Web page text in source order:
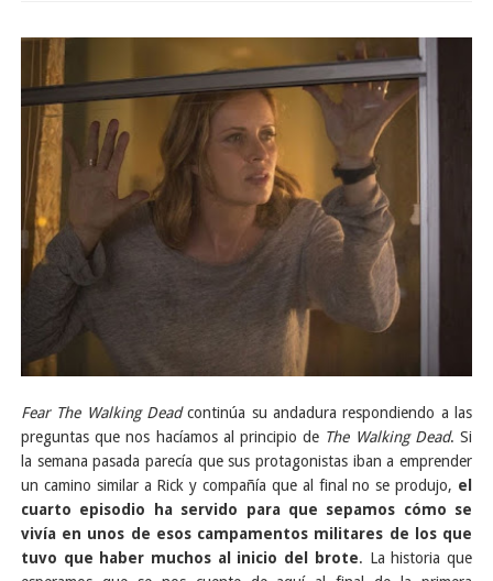
Fear The Walking Deadcontinúa su andadura respondiendo a las
preguntas que nos hacíamos al principio de The Walking Dead. Si
la semana pasada parecía que sus protagonistas iban a emprender
un camino similar a Rick y compañía que al final no se produjo, el
cuarto episodio ha servido para que sepamos cómo se
vivía en unos de esos campamentos militares de los que
tuvo que haber muchos al inicio del brote. La historia que